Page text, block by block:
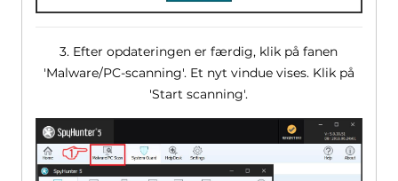
3. Efter opdateringen er færdig, klik på fanen
'Malware/PC-scanning'. Et nyt vindue vises. Klik på
'Start scanning'.